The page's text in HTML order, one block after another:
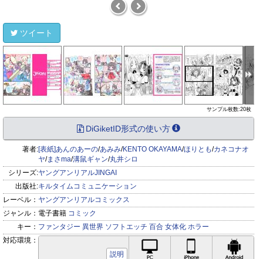
ツイート
サンプル枚数:20枚
DiGiketID形式の使い方
著者:[表紙]あんのあーの/あみみ/KENTO OKAYAMA/ほりとも/カネコナオ
ヤ/まさma/溝鼠ギャン/丸井シロ
シリーズ:ヤングアンリアルJINGAI
出版社:キルタイムコミュニケーション
レーベル： ヤングアンリアルコミックス
ジャンル： 電子書籍 コミック
キー： ファンタジー 異世界 ソフトエッチ 百合 女体化 ホラー
対応環境：
説明
iPhone対応